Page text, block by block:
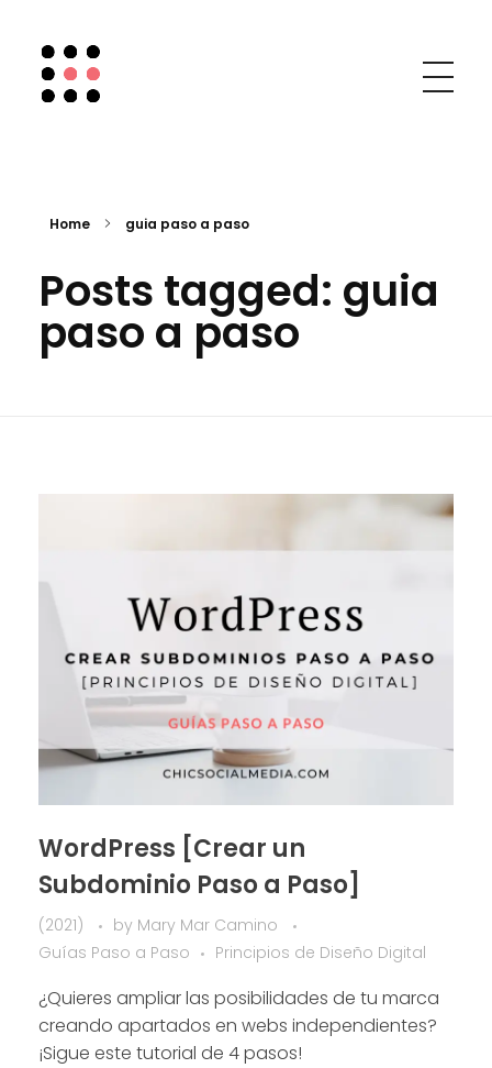
Home guia paso a paso
Posts tagged: guia
paso a paso
WordPress [Crear un
Subdominio Paso a Paso]
(2021) by Mary Mar Camino
Guías Paso a Paso
Principios de Diseño Digital
¿Quieres ampliar las posibilidades de tu marca
creando apartados en webs independientes?
¡Sigue este tutorial de 4 pasos!